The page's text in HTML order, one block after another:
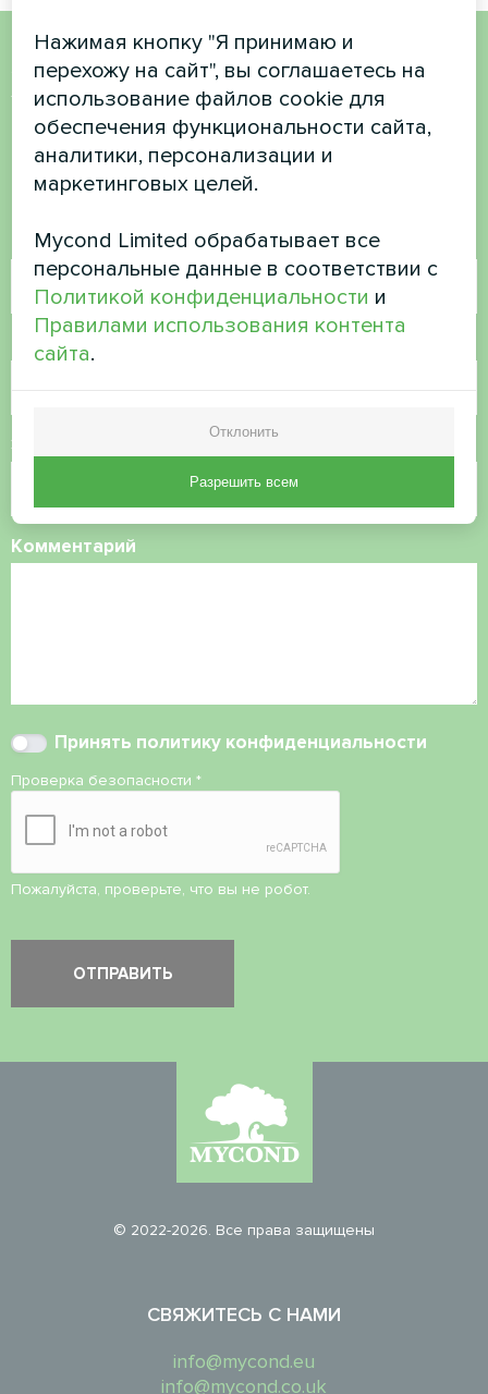
Хотите купить или у вас
есть вопросы?
Свяжитесь с нами, и мы поможем вам
Имя
Номер телефона
Электронная почта
Комментарий
Принять политику конфиденциальности
Проверка безопасности *
Пожалуйста, проверьте, что вы не робот.
© 2022-2026. Все права защищены
СВЯЖИТЕСЬ С НАМИ
info@mycond.eu
info@mycond.co.uk
Нажимая кнопку "Я принимаю и
перехожу на сайт", вы соглашаетесь на
использование файлов cookie для
обеспечения функциональности сайта,
аналитики, персонализации и
маркетинговых целей.
Mycond Limited обрабатывает все
персональные данные в соответствии с
Политикой конфиденциальности и
Правилами использования контента
сайта.
Отклонить
Разрешить всем